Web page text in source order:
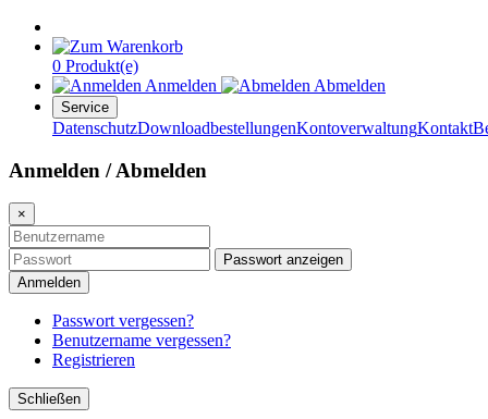
0 Produkt(e)
Anmelden
Abmelden
Service
DatenschutzDownloadbestellungenKontoverwaltungKontakt
Anmelden / Abmelden
×
Passwort anzeigen
Anmelden
Passwort vergessen?
Benutzername vergessen?
Registrieren
Schließen